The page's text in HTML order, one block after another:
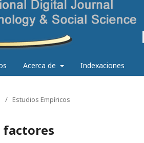
Acerca de Indexaciones
/ Estudios Empíricos
factores